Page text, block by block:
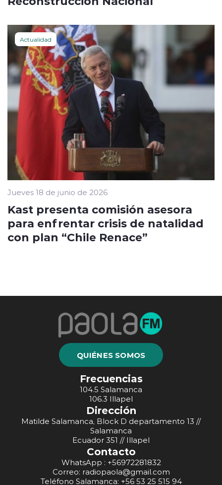
Actualidad
Jueves 18 de junio de 2026
Kast presenta comisión asesora
para enfrentar crisis de natalidad
con plan “Chile Renace”
QUIÉNES SOMOS
Frecuencias
104.5 Salamanca
106.3 Illapel
Dirección
Matilde Salamanca, Block D departamento 13 //
Salamanca
Ecuador 351 // Illapel
Contacto
WhatsApp : +56972281832
Correo: radiopaola@gmail.com
Teléfono Salamanca: +56 53 25 515 94